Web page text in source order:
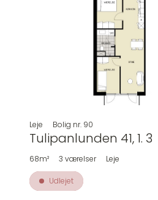
Leje Bolig nr. 90
Tulipanlunden 41, 1. 3
68m² 3 værelser Leje
Udlejet